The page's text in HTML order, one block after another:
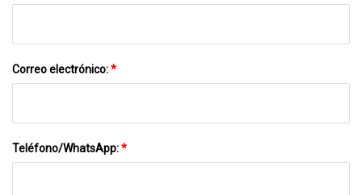
Correo electrónico:*
Teléfono/WhatsApp:*